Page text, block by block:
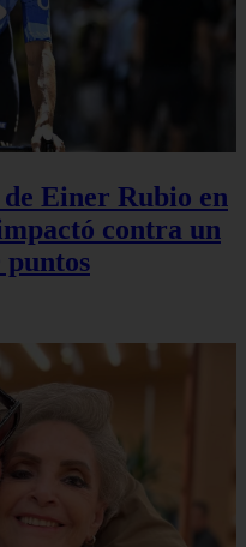
Einer Rubio en
contra un
puntos